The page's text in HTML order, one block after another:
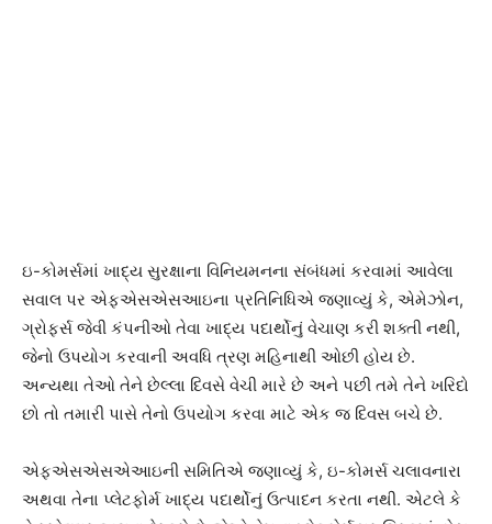
ઇ-કોમર્સમાં ખાદ્ય સુરક્ષાના વિનિયમનના સંબંધમાં કરવામાં આવેલા
સવાલ પર એફએસએસઆઇના પ્રતિનિધિએ જણાવ્યું કે, એમેઝોન,
ગ્રોફર્સ જેવી કંપનીઓ તેવા ખાદ્ય પદાર્થોનું વેચાણ કરી શક્તી નથી,
જેનો ઉપયોગ કરવાની અવધિ ત્રણ મહિનાથી ઓછી હોય છે.
અન્યથા તેઓ તેને છેલ્લા દિવસે વેચી મારે છે અને પછી તમે તેને ખરિદો
છો તો તમારી પાસે તેનો ઉપયોગ કરવા માટે એક જ દિવસ બચે છે.
એફએસએસએઆઇની સમિતિએ જણાવ્યું કે, ઇ-કોમર્સ ચલાવનારા
અથવા તેના પ્લેટફોર્મ ખાદ્ય પદાર્થોનું ઉત્પાદન કરતા નથી. એટલે કે